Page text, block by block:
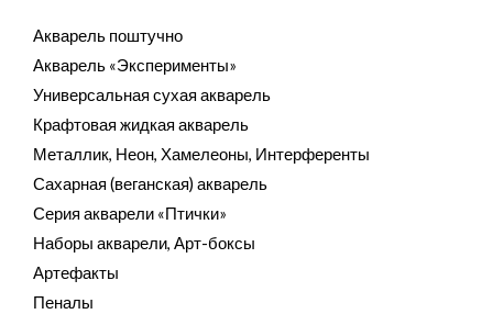
Акварель поштучно
Акварель «Эксперименты»
Универсальная сухая акварель
Крафтовая жидкая акварель
Металлик, Неон, Хамелеоны, Интерференты
Сахарная (веганская) акварель
Серия акварели «Птички»
Наборы акварели, Арт-боксы
Артефакты
Пеналы